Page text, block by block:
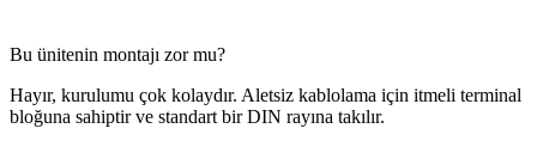
Bu ünitenin montajı zor mu?
Hayır, kurulumu çok kolaydır. Aletsiz kablolama için itmeli terminal
bloğuna sahiptir ve standart bir DIN rayına takılır.